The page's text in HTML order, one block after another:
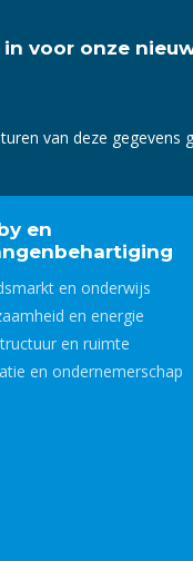
in voor onze
van deze gegevens
en
en onderwijs
en energie
en ruimte
en ondernemerschap